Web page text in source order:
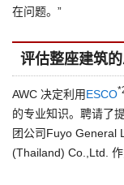
在问题。”
评估整座建筑
AWC 决定利用ESCO
的专业知识。聘请了
团公司Fuyo General
(Thailand) Co.,Ltd. 作